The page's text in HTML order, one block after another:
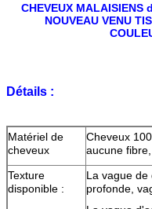
CHEVEUX MALAISIENS
NOUVEAU VENU
Détails :
Matériel de
cheveux
Cheveux
aucune
Texture
disponible :
La vague de
profonde,